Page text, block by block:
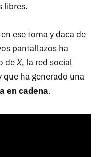
libres.
ese toma y daca de
pantallazos ha
deX, la red social
ha generado una
en cadena.